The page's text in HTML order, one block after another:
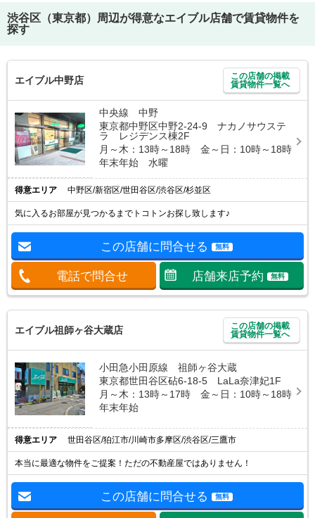
渋谷区（東京都）
周辺が得意なエイブル店舗で賃貸物件を
探す
エイブル中野店
この店舗の掲載
賃貸物件一覧へ
中央線 中野
東京都中野区中野2-24-9 ナカノサウステ
ラ レジデンス棟2F
月～木：13時～18時 金～日：10時～18時
年末年始 水曜
得意エリア 中野区/新宿区/世田谷区/渋谷区/杉並区
気に入るお部屋が見つかるまでトコトンお探し致します♪
この店舗に問合せる 無料
電話で問合せ 店舗来店予約 無料
エイブル祖師ヶ谷大蔵店
この店舗の掲載
賃貸物件一覧へ
小田急小田原線 祖師ヶ谷大蔵
東京都世田谷区砧6-18-5 LaLa奈津妃1F
月～木：13時～17時 金～日：10時～18時
年末年始
得意エリア 世田谷区/狛江市/川崎市多摩区/渋谷区/三鷹市
本当に最適な物件をご提案！ただの不動産屋ではありません！
この店舗に問合せる 無料